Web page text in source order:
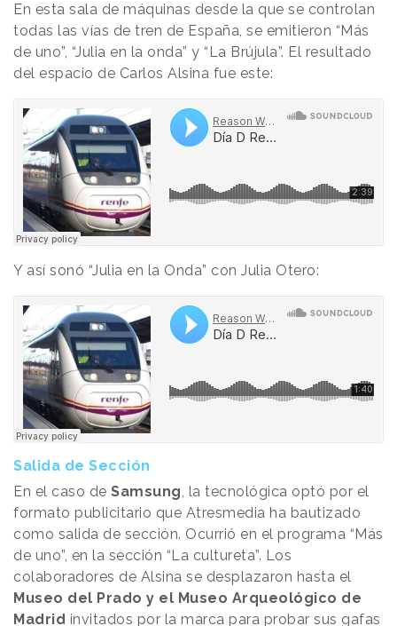
En esta sala de máquinas desde la que se controlan
todas las vías de tren de España, se emitieron “Más
de uno”, “Julia en la onda” y “La Brújula”. El resultado
del espacio de Carlos Alsina fue este:
Y así sonó “Julia en la Onda” con Julia Otero:
Salida de Sección
En el caso de Samsung, la tecnológica optó por el
formato publicitario que Atresmedia ha bautizado
como salida de sección. Ocurrió en el programa “Más
de uno”, en la sección “La cultureta”. Los
colaboradores de Alsina se desplazaron hasta el
Museo del Prado y el Museo Arqueológico de
Madrid invitados por la marca para probar sus gafas